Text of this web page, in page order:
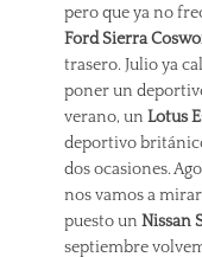
pero que ya no
Ford Sierra
trasero. Julio ya
poner un
verano, un Lotus
deportivo
dos ocasiones.
nos vamos a
puesto un Nissan
septiembre